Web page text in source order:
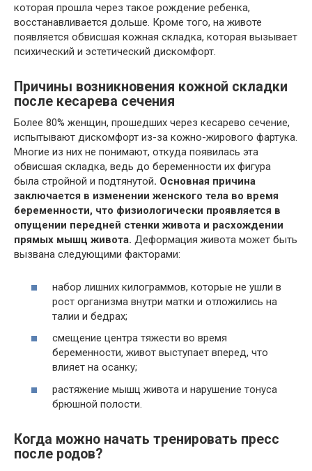
которая прошла через такое рождение ребенка,
восстанавливается дольше. Кроме того, на животе
появляется обвисшая кожная складка, которая вызывает
психический и эстетический дискомфорт.
Причины возникновения кожной складки
после кесарева сечения
Более 80% женщин, прошедших через кесарево сечение,
испытывают дискомфорт из-за кожно-жирового фартука.
Многие из них не понимают, откуда появилась эта
обвисшая складка, ведь до беременности их фигура
была стройной и подтянутой. Основная причина
заключается в изменении женского тела во время
беременности, что физиологически проявляется в
опущении передней стенки живота и расхождении
прямых мышц живота. Деформация живота может быть
вызвана следующими факторами:
набор лишних килограммов, которые не ушли в
рост организма внутри матки и отложились на
талии и бедрах;
смещение центра тяжести во время
беременности, живот выступает вперед, что
влияет на осанку;
растяжение мышц живота и нарушение тонуса
брюшной полости.
Когда можно начать тренировать пресс
после родов?